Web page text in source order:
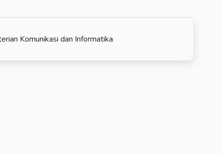
Komunikasi dan Informatika